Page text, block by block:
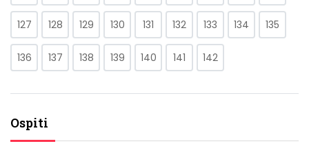
127 128 129 130 131 132 133 134 135
136 137 138 139 140 141 142
Ospiti